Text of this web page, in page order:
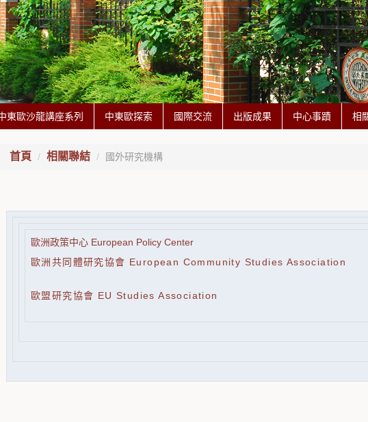
東歐沙龍講座系列 中東歐探索 國際交流 出版成果 中心事蹟 相
首頁 相關聯結 國外研究機構
歐洲政策中心 European Policy Center
歐洲共同體研究協會 European Community Studies Association
歐盟研究協會 EU Studies Association